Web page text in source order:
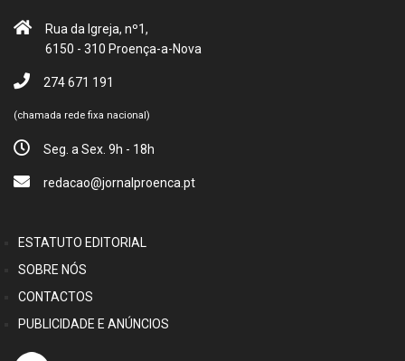
Rua da Igreja, nº1,
6150 - 310 Proença-a-Nova
274 671 191
(chamada rede fixa nacional)
Seg. a Sex. 9h - 18h
redacao@jornalproenca.pt
ESTATUTO EDITORIAL
SOBRE NÓS
CONTACTOS
PUBLICIDADE E ANÚNCIOS